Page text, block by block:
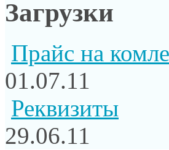
Загрузки
Прайс на
01.07.11
Реквизиты
29.06.11